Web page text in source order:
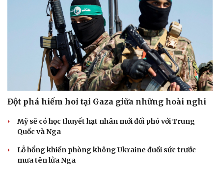
Đột phá hiếm hoi tại Gaza giữa những hoài nghi
Mỹ sẽ có học thuyết hạt nhân mới đối phó với Trung
Quốc và Nga
Lỗ hổng khiến phòng không Ukraine đuối sức trước
mưa tên lửa Nga